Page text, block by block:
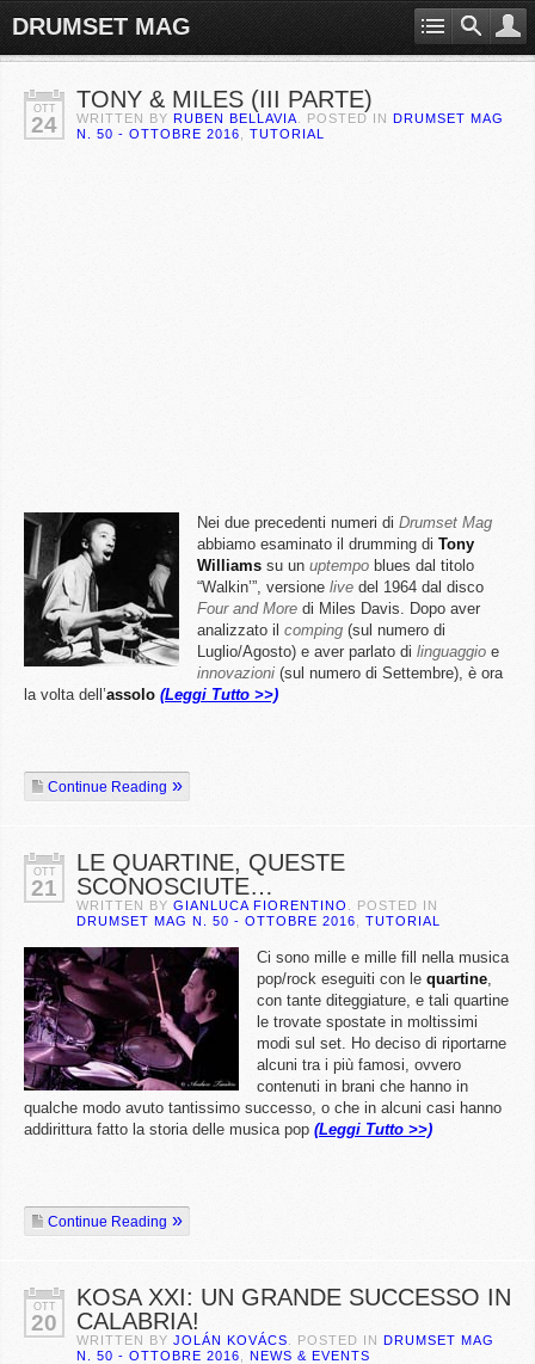
DRUMSET MAG
OTT
24
TONY & MILES (III PARTE)
WRITTEN BY RUBEN BELLAVIA . POSTED IN DRUMSET MAG
N. 50 - OTTOBRE 2016
TUTORIAL
Nei due precedenti numeri di Drumset Mag
abbiamo esaminato il drumming di Tony
Williams su un uptempo blues dal titolo
“Walkin’”, versione live del 1964 dal disco
Four and More di Miles Davis. Dopo aver
analizzato il comping (sul numero di
Luglio/Agosto) e aver parlato di linguaggio e
innovazioni (sul numero di Settembre), è ora
la volta dell’assolo (Leggi Tutto >>)
Continue Reading
OTT
21
LE QUARTINE, QUESTE
SCONOSCIUTE…
WRITTEN BY GIANLUCA FIORENTINO
. POSTED IN
DRUMSET MAG N. 50 - OTTOBRE 2016
TUTORIAL
Ci sono mille e mille fill nella musica
pop/rock eseguiti con le quartine,
con tante diteggiature, e tali quartine
le trovate spostate in moltissimi
modi sul set. Ho deciso di riportarne
alcuni tra i più famosi, ovvero
contenuti in brani che hanno in
qualche modo avuto tantissimo successo, o che in alcuni casi hanno
addirittura fatto la storia delle musica pop (Leggi Tutto >>)
Continue Reading
OTT
20
KOSA XXI: UN GRANDE SUCCESSO IN
CALABRIA!
WRITTEN BY JOLÁN KOVÁCS . POSTED IN DRUMSET MAG
N. 50 - OTTOBRE 2016
NEWS & EVENTS